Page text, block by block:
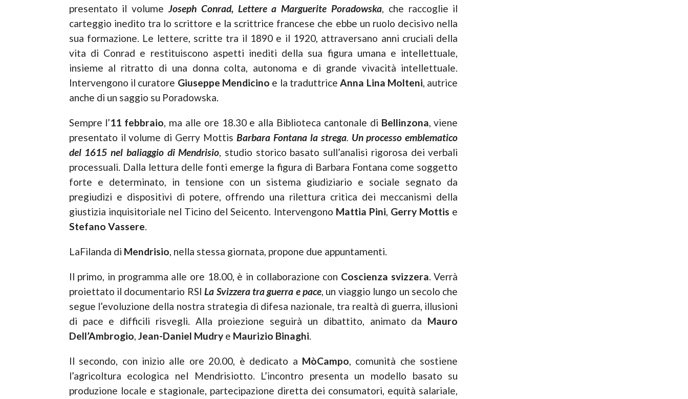
presentato il volumeJoseph Conrad, Lettere a Marguerite Poradowska, che raccoglie il
carteggio inedito tra lo scrittore e la scrittrice francese che ebbe un ruolo decisivo nella
sua formazione. Le lettere, scritte tra il 1890 e il 1920, attraversano anni cruciali della
vita di Conrad e restituiscono aspetti inediti della sua figura umana e intellettuale,
insieme al ritratto di una donna colta, autonoma e di grande vivacità intellettuale.
Intervengono il curatore Giuseppe Mendicino e la traduttriceAnna Lina Molteni, autrice
anche di un saggio su Poradowska.
Sempre l’11 febbraio, ma alle ore 18.30 e alla Biblioteca cantonale di Bellinzona, viene
presentato il volume di Gerry Mottis Barbara Fontana la strega. Un processo emblematico
del 1615 nel baliaggio di Mendrisio, studio storico basato sull’analisi rigorosa dei verbali
processuali. Dalla lettura delle fonti emerge la figura di Barbara Fontana come soggetto
forte e determinato, in tensione con un sistema giudiziario e sociale segnato da
pregiudizi e dispositivi di potere, offrendo una rilettura critica dei meccanismi della
giustizia inquisitoriale nel Ticino del Seicento. Intervengono Mattia Pini, Gerry Mottis e
Stefano Vassere.
LaFilanda di Mendrisio, nella stessa giornata, propone due appuntamenti.
Il primo, in programma alle ore 18.00, è in collaborazione con Coscienza svizzera. Verrà
proiettato il documentario RSILa Svizzera tra guerra e pace, un viaggio lungo un secolo che
segue l’evoluzione della nostra strategia di difesa nazionale, tra realtà di guerra, illusioni
di pace e difficili risvegli. Alla proiezione seguirà un dibattito, animato da Mauro
Dell’Ambrogio, Jean-Daniel Mudrye Maurizio Binaghi.
Il secondo, con inizio alle ore 20.00, è dedicato a MòCampo, comunità che sostiene
l’agricoltura ecologica nel Mendrisiotto. L’incontro presenta un modello basato su
produzione locale e stagionale, partecipazione diretta dei consumatori, equità salariale,